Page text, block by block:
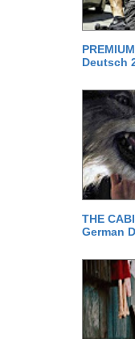
Deutsch
THE
German